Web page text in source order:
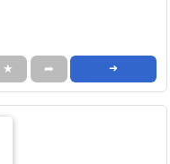
★ ➦ ➜